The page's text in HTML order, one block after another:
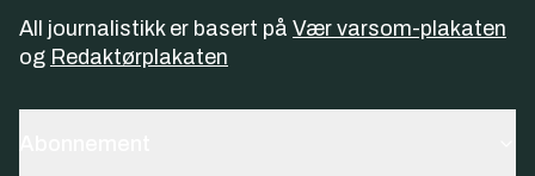
All journalistikk er basert på Vær varsom-plakaten
og Redaktørplakaten